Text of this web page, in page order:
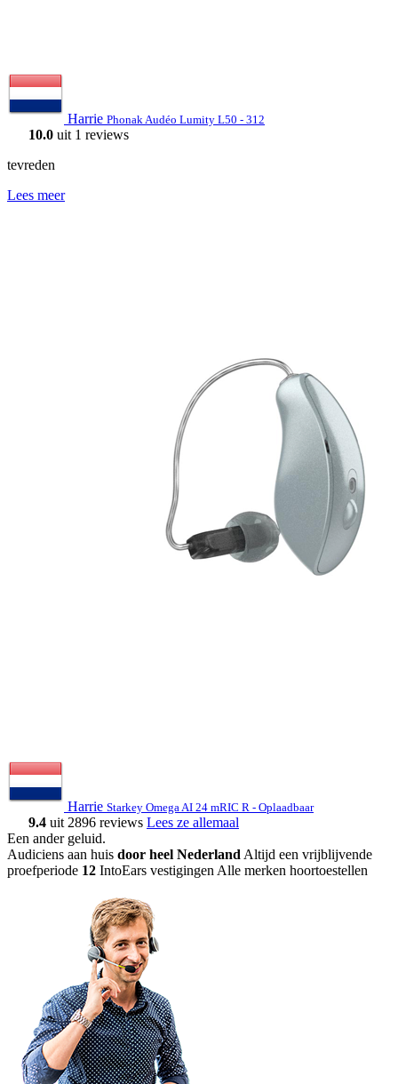
Harrie Phonak Audéo Lumity L50 - 312
10.0 uit 1 reviews
tevreden
Lees meer
Harrie Starkey Omega AI 24 mRIC R - Oplaadbaar
9.4 uit 2896 reviews Lees ze allemaal
Een ander geluid.
Audiciens aan huis door heel Nederland Altijd een vrijblijvende
proefperiode 12 IntoEars vestigingen Alle merken hoortoestellen